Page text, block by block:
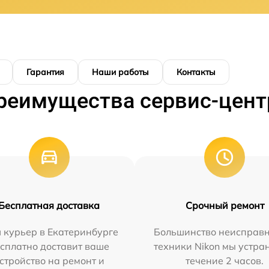
Гарантия Наши работы Контакты
сервис-
доставка
в Екатеринбурге
доставит ваше
на ремонт и
Срочный ремонт
Большинство
техники Nikon мы
течение 2 часов.